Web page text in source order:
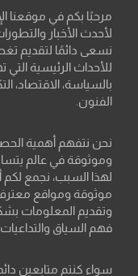
مرحبًا بكم في موقعنا
لأحدث الأخبار
نسعى دائمًا لتقديم
للأحداث الرئيسية
بالسياسة، الاقتصاد،
الفنون.
نحن نتفهم أهمية
وموثوقة في عالم
لهذا السبب، نجمع لكم
موثوقة ومواقع معترف
وتقديم المعلومات
فهم السياق والتداعيات.
سواء كنتم متابعين